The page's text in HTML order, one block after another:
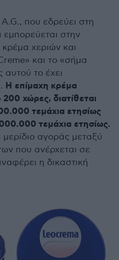
που εδρεύει στη
εμπορεύεται στην
χεριών και
και το «σήμα
αυτού το έχει
Η επίμαχη κρέμα
χώρες, διατίθεται
τεμάχια ετησίως
τεμάχια ετησίως.
αγοράς μεταξύ
που ανέρχεται σε
η δικαστική